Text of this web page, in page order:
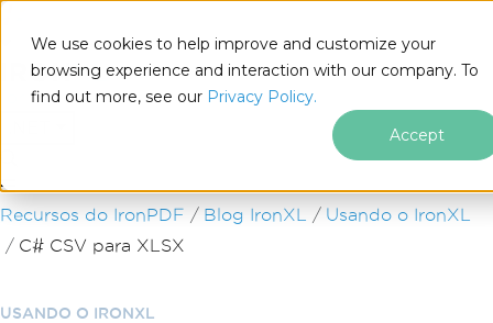
We use cookies to help improve and customize your
browsing experience and interaction with our company. To
find out more, see our Privacy Policy.
Accept
Ir para o conteúdo do rodapé
Recursos do IronPDF Blog IronXL
Usando o IronXL
C# CSV para XLSX
USANDO O IRONXL